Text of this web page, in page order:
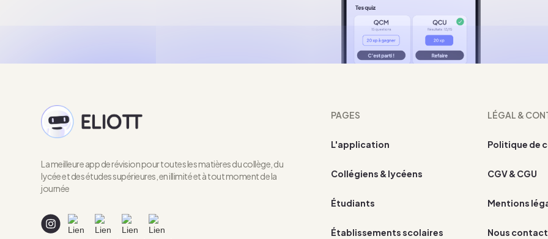
La meilleure app de révision pour toutes les matières du collège, du
lycée et des études supérieures, en illimité et à tout moment de la
journée
PAGES
L'application
Collégiens & lycéens
Étudiants
Établissements scolaires
LÉGAL &
Politique de
CGV & CGU
Mentions
Nous